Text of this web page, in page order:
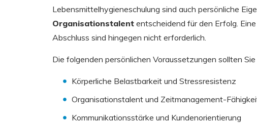
Lebensmittelhygieneschulung sind auch persönliche
Organisationstalent entscheidend für den Erfolg.
Abschluss sind hingegen nicht erforderlich.
Die folgenden persönlichen Voraussetzungen sollten
Körperliche Belastbarkeit und Stressresistenz
Organisationstalent und Zeitmanagement-
Kommunikationsstärke und Kundenorientierung